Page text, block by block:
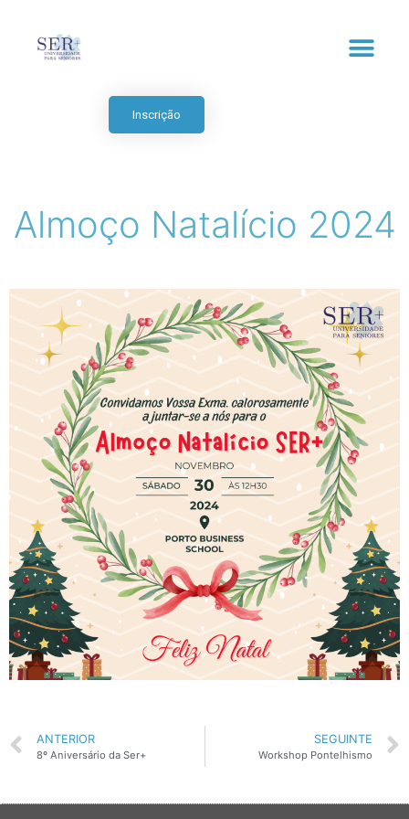
Inscrição
Almoço Natalício 2024
ANTERIOR
8º Aniversário da Ser+
SEGUINTE
Workshop Pontelhismo